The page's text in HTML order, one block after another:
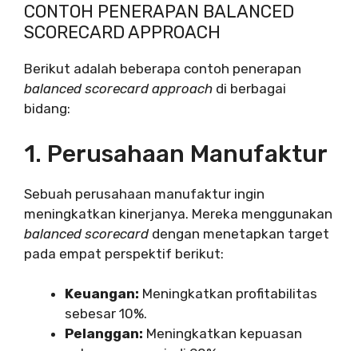
CONTOH PENERAPAN BALANCED
SCORECARD APPROACH
Berikut adalah beberapa contoh penerapan
balanced scorecard approach di berbagai
bidang:
1. Perusahaan Manufaktur
Sebuah perusahaan manufaktur ingin
meningkatkan kinerjanya. Mereka menggunakan
balanced scorecarddengan menetapkan target
pada empat perspektif berikut:
Keuangan: Meningkatkan profitabilitas
sebesar 10%.
Pelanggan: Meningkatkan kepuasan